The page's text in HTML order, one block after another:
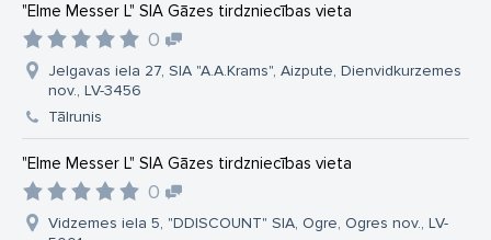
"Elme Messer L" SIA Gāzes tirdzniecības vieta
0
Jelgavas iela 27, SIA "A.A.Krams", Aizpute, Dienvidkurzemes
nov., LV-3456
Tālrunis
"Elme Messer L" SIA Gāzes tirdzniecības vieta
0
Vidzemes iela 5, "DDISCOUNT" SIA, Ogre, Ogres nov., LV-